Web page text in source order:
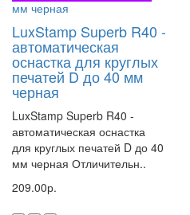
LuxStamp Superb R40 -
автоматическая
оснастка для круглых
печатей D до 40 мм
черная
LuxStamp Superb R40 -
автоматическая оснастка
для круглых печатей D до 40
мм черная Отличительн..
209.00р.